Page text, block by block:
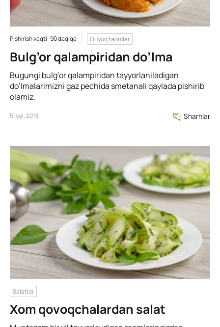
Pishirish vaqti: 90 daqiqa Quyuq taomlar
Bulg’or qalampiridan do’lma
Bugungi bulg’or qalampiridan tayyorlaniladigan
do’lmalarimizni gaz pechida smetanali qaylada pishirib
olamiz.
5 Iyul, 2018 Sharhlar
Salatlar
Xom qovoqchalardan salat